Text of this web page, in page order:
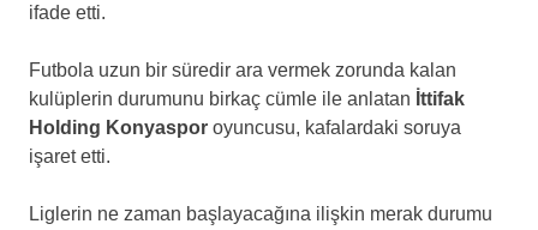
ifade etti.
Futbola uzun bir süredir ara vermek zorunda kalan
kulüplerin durumunu birkaç cümle ile anlatan İttifak
Holding Konyaspor oyuncusu, kafalardaki soruya
işaret etti.
Liglerin ne zaman başlayacağına ilişkin merak durumu